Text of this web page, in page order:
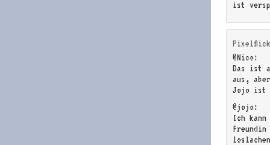
ist
@Nico:
Das ist
aus,
Jojo ist
@jojo:
Ich kann